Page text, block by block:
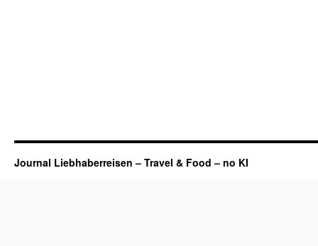
Journal Liebhaberreisen – Travel & Food – no KI